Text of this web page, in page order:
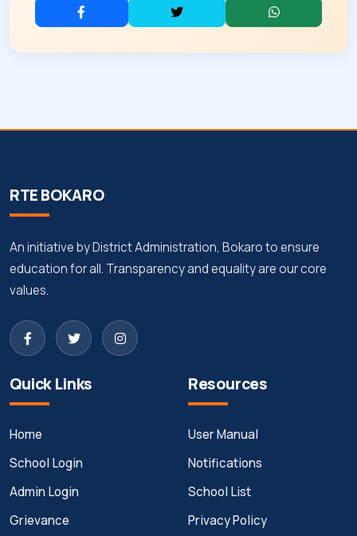
RTE BOKARO
An initiative by District Administration, Bokaro to ensure
education for all. Transparency and equality are our core
values.
Quick Links
Home
School Login
Admin Login
Grievance
Resources
User Manual
Notifications
School List
Privacy Policy